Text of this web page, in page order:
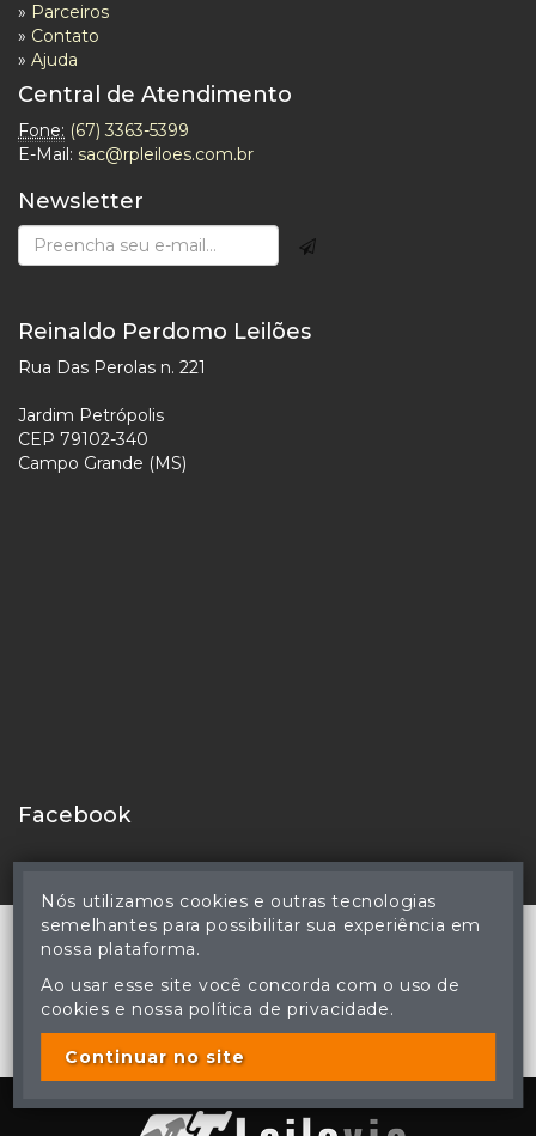
» Parceiros
» Contato
» Ajuda
Central de Atendimento
Fone: (67) 3363-5399
E-Mail: sac@rpleiloes.com.br
Newsletter
Reinaldo Perdomo Leilões
Rua Das Perolas n. 221
Jardim Petrópolis
CEP 79102-340
Campo Grande (MS)
Facebook
© Reinaldo Rodrigues Perdomo - Leiloeiro Público Oficial -
Matrícula nº 83 JUCEMS - Todos os direitos reservados
A cópia ou reprodução não autorizada do conteúdo deste site
poderá acarretar em penas previstas em lei.
Nós utilizamos cookies e outras tecnologias
semelhantes para possibilitar sua experiência em
nossa plataforma.
Ao usar esse site você concorda com o uso de
cookies e nossa política de privacidade.
Continuar no site